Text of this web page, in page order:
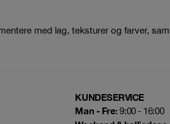
med lag, teksturer og farver,
KUNDESERVICE
Man - Fre:9:00 - 16:00